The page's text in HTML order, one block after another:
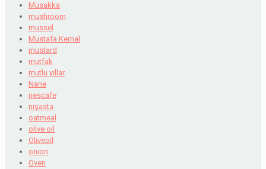
Musakka
mushroom
mussel
Mustafa Kemal
mustard
mutfak
mutlu yıllar
Nane
nescafe
nişasta
oatmeal
olive oil
Oliveoil
onion
Oven